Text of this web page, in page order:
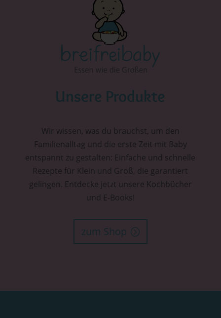
Unsere Produkte
Wir wissen, was du brauchst, um den
Familienalltag und die erste Zeit mit Baby
entspannt zu gestalten: Einfache und schnelle
Rezepte für Klein und Groß, die garantiert
gelingen. Entdecke jetzt unsere Kochbücher
und E-Books!
zum Shop